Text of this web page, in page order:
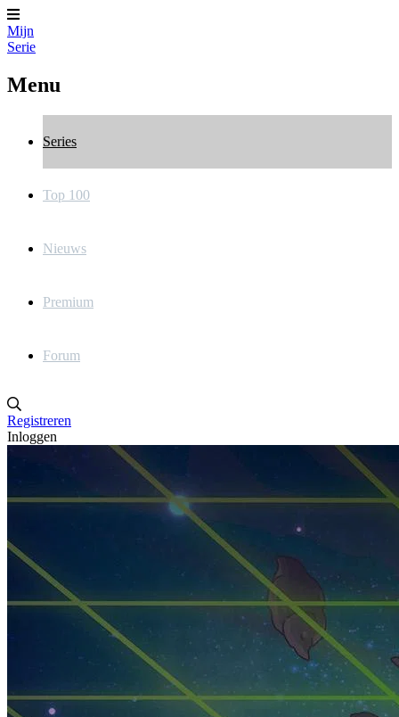
Mijn
Serie
Menu
Series
Top 100
Nieuws
Premium
Forum
Registreren
Inloggen